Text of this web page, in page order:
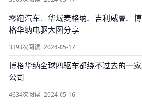
零跑汽车、华域麦格纳、吉利威睿、博
格华纳电驱大图分享
3398次阅读 2024-05-17
博格华纳全球四驱车都绕不过去的一家
公司
4634次阅读 2024-05-16